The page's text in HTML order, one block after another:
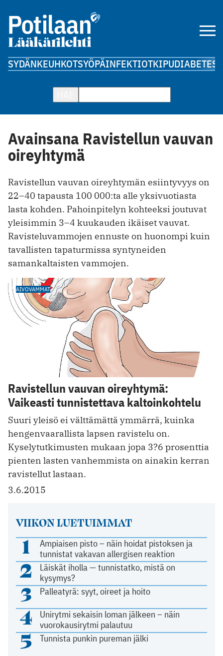
SYDÄNKEUHKOTSYÖPÄINFEKTIOTKIPUDIABETES
Avainsana Ravistellun vauvan
oireyhtymä
Ravistellun vauvan oireyhtymän esiintyvyys on
22–40 tapausta 100 000:ta alle yksivuotiasta
lasta kohden. Pahoinpitelyn kohteeksi joutuvat
yleisimmin 3–4 kuukauden ikäiset vauvat.
Ravisteluvammojen ennuste on huonompi kuin
tavallisten tapaturmissa syntyneiden
samankaltaisten vammojen.
AIVOVAMMAT
Ravistellun vauvan oireyhtymä:
Vaikeasti tunnistettava kaltoinkohtelu
Suuri yleisö ei välttämättä ymmärrä, kuinka
hengenvaarallista lapsen ravistelu on.
Kyselytutkimusten mukaan jopa 3?6 prosenttia
pienten lasten vanhemmista on ainakin kerran
ravistellut lastaan.
3.6.2015
VIIKON LUETUIMMAT
1
Ampiaisen pisto – näin hoidat pistoksen ja
tunnistat vakavan allergisen reaktion
2
Läiskät iholla — tunnistatko, mistä on
kysymys?
3 Palleatyrä: syyt, oireet ja hoito
4
Unirytmi sekaisin loman jälkeen – näin
vuorokausirytmi palautuu
5 Tunnista punkin pureman jälki